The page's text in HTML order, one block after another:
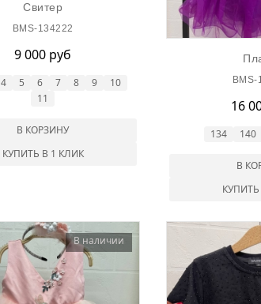
Свитер
BMS-134222
9 000 руб
4 5 6 7 8 9
10
11
В КОРЗИНУ
КУПИТЬ В 1 КЛИК
BMS-
16
134 140
В
В наличии